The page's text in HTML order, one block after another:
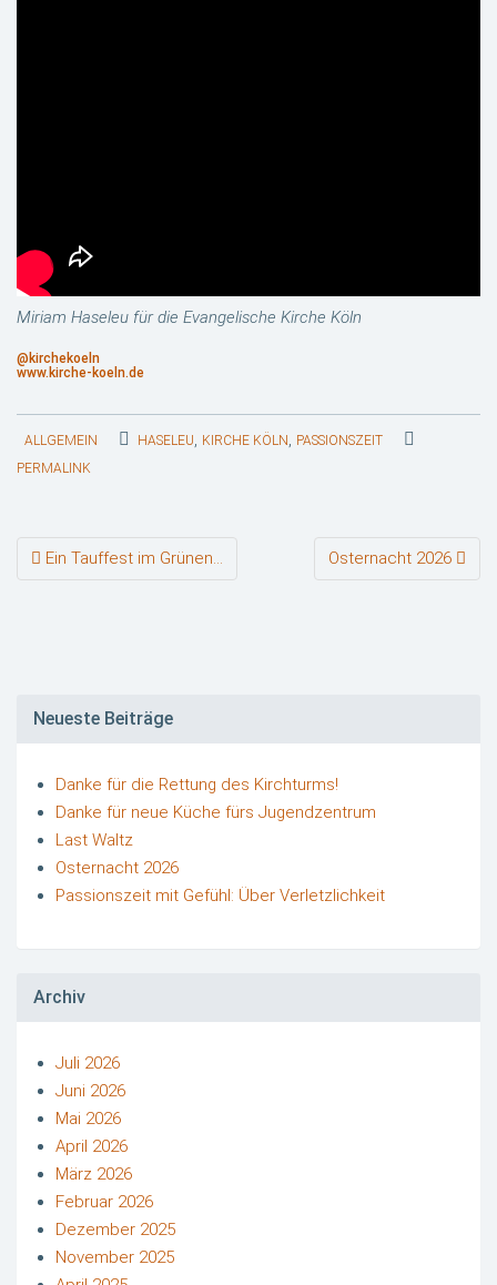
Miriam Haseleu für die Evangelische Kirche Köln
@kirchekoeln
www.kirche-koeln.de
ALLGEMEIN HASELEU, KIRCHE KÖLN, PASSIONSZEIT
PERMALINK
Beitragsnavigation
Ein Tauffest im Grünen… Osternacht 2026
Neueste Beiträge
Danke für die Rettung des Kirchturms!
Danke für neue Küche fürs Jugendzentrum
Last Waltz
Osternacht 2026
Passionszeit mit Gefühl: Über Verletzlichkeit
Archiv
Juli 2026
Juni 2026
Mai 2026
April 2026
März 2026
Februar 2026
Dezember 2025
November 2025